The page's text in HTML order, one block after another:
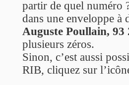
partir de quel numéro
dans une enveloppe à
Auguste Poullain, 93
plusieurs zéros.
Sinon, c’est aussi
RIB, cliquez sur